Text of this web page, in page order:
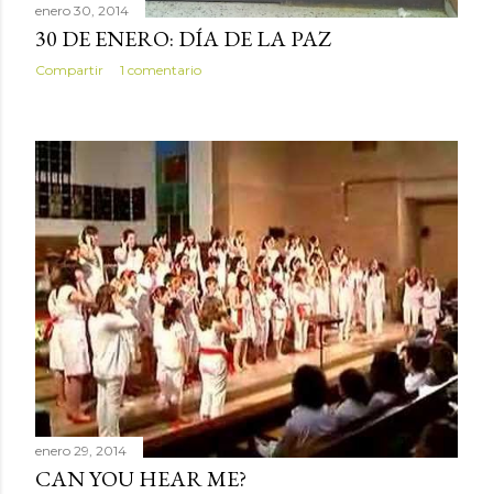
enero 30, 2014
30 DE ENERO: DÍA DE LA PAZ
Compartir 1 comentario
enero 29, 2014
CAN YOU HEAR ME?